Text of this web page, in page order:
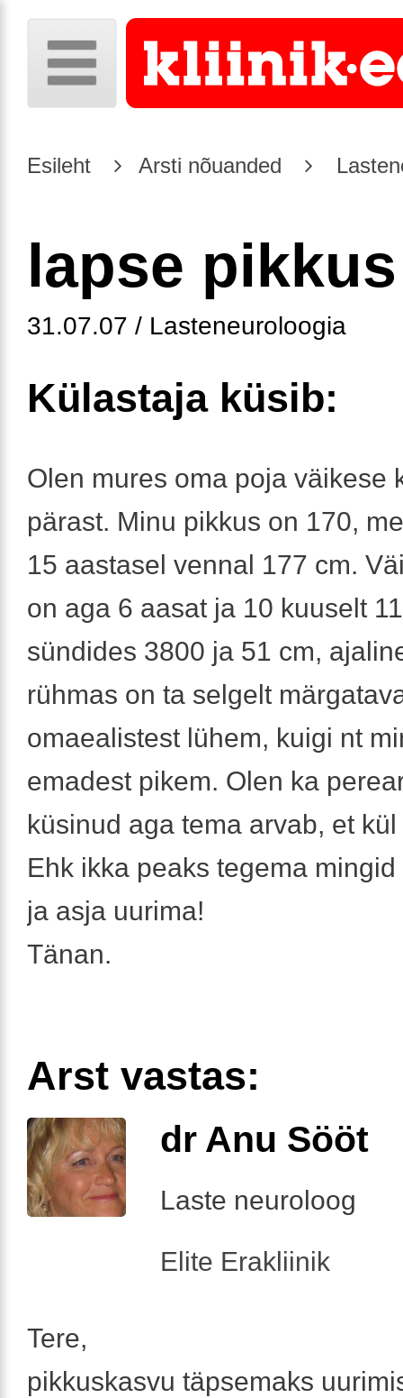
Esileht Arsti nõuanded
lapse pikkus
31.07.07 / Lasteneuroloogia
Külastaja küsib:
Olen mures oma poja väikese
pärast. Minu pikkus on 170,
15 aastasel vennal 177 cm.
on aga 6 aasat ja 10 kuuselt
sündides 3800 ja 51 cm,
rühmas on ta selgelt
omaealistest lühem, kuigi nt
emadest pikem. Olen ka
küsinud aga tema arvab, et
Ehk ikka peaks tegema
ja asja uurima!
Tänan.
Arst vastas:
dr Anu Sööt
Laste neuroloog
Elite Erakliinik
Tere,
pikkuskasvu täpsemaks